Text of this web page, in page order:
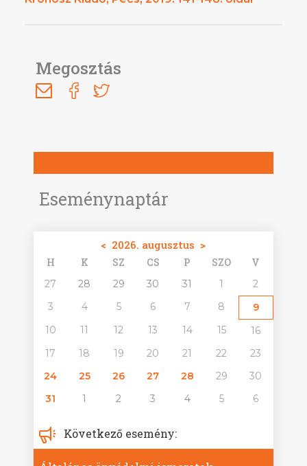
Eseménynaptár
< 2026. augusztus >
H K SZ CS P SZO V
27 28 29 30 31 1
2
3
4 5 6 7 8
9
10
11 12 13 14 15
16
17
18 19 20 21 22
23
24
25 26 27 28 29
30
31
1 2 3 4 5 6
Következő esemény:
Megosztás